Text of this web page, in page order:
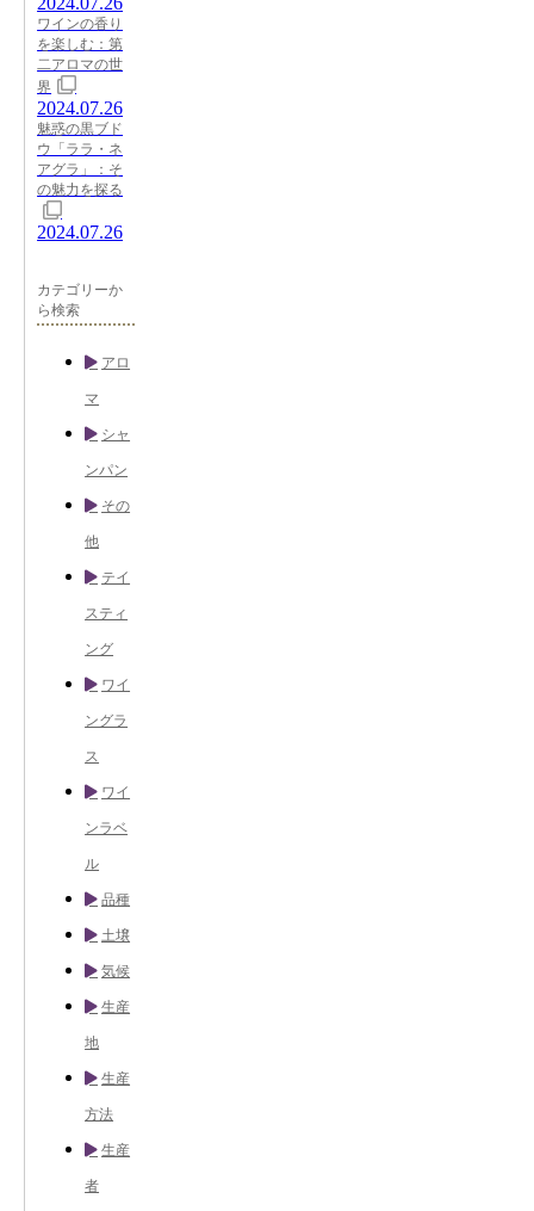
ワインの香り
を楽しむ：第
二アロマの世
界
2024.07.26
魅惑の黒ブド
ウ「ララ・ネ
アグラ」：そ
の魅力を探る
2024.07.26
カテゴリーか
ら検索
アロ
マ
シャ
ンパン
その
他
テイ
スティ
ング
ワイ
ングラ
ス
ワイ
ンラベ
ル
品種
土壌
気候
生産
地
生産
方法
生産
者